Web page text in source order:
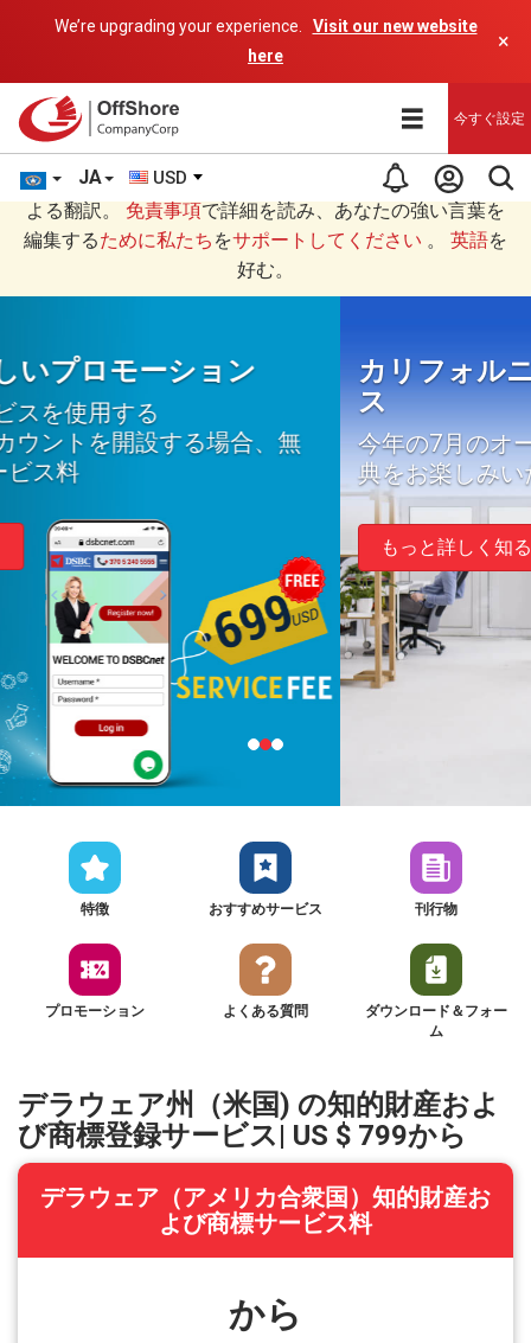
We’re upgrading your experience.
Visit our new website
here
×
JA USD
今すぐ設定
あなたは日本語 (にほんご)で読んでいますAIプログラムに
よる翻訳。 免責事項で詳細を読み、あなたの強い言葉を
編集するために私たち をサポートしてください 。 英語を
好む。
カリフォルニアのバーチャルオフィ
ス
今年の7月のオープン時に最大272米ドルの特
典をお楽しみいただけます
もっと詳しく知る
特徴 おすすめサービス 刊行物
プロモーション よくある質問
ダウンロード＆フォー
ム
デラウェア州（米国) の知的財産およ
び商標登録サービス| US $ 799から
デラウェア（アメリカ合衆国）知的財産お
よび商標サービス料
から